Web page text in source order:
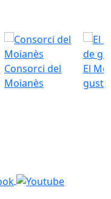
Consorci del
Moianès
El
gust